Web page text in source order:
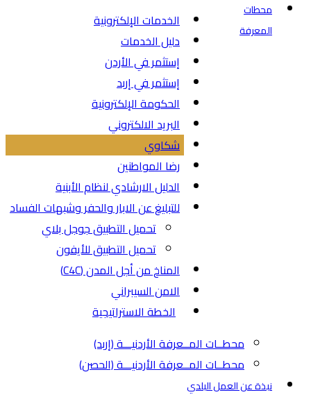
الخدمات الإلكترونية
دليل الخدمات
إستثمر في الأردن
إستثمر في إربد
الحكومة الإلكترونية
البريد الالكتروني
شكاوي
رضا المواطنين
الدليل الارشادي لنظام الأبنية
للتبليغ عن الابار والحفر وشبهات الفساد
تحميل التطبيق جوجل بلاي
تحميل التطبيق للأيفون
المناخ من أجل المدن (C4C)
الامن السيبراني
الخطة الاستراتيجية
محطات
المعرفة
محطــات المــعرفة الأردنيـــة (إربد)
محطــات المــعرفة الأردنيـــة (الحصن)
نبذة عن العمل البلدي